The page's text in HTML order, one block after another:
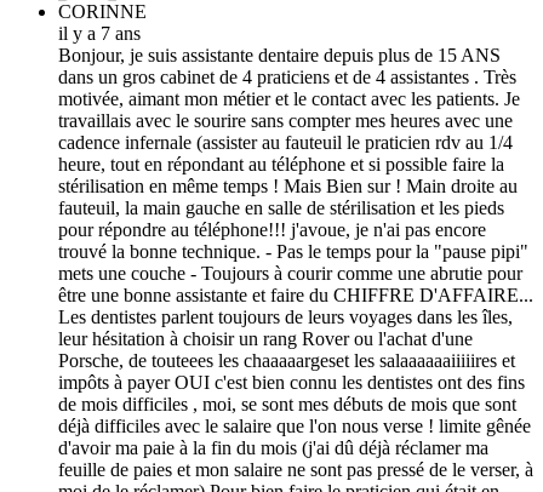
CORINNE
il y a 7 ans
Bonjour, je suis assistante dentaire depuis plus de 15 ANS
dans un gros cabinet de 4 praticiens et de 4 assistantes . Très
motivée, aimant mon métier et le contact avec les patients. Je
travaillais avec le sourire sans compter mes heures avec une
cadence infernale (assister au fauteuil le praticien rdv au 1/4
heure, tout en répondant au téléphone et si possible faire la
stérilisation en même temps ! Mais Bien sur ! Main droite au
fauteuil, la main gauche en salle de stérilisation et les pieds
pour répondre au téléphone!!! j'avoue, je n'ai pas encore
trouvé la bonne technique. - Pas le temps pour la "pause pipi"
mets une couche - Toujours à courir comme une abrutie pour
être une bonne assistante et faire du CHIFFRE D'AFFAIRE...
Les dentistes parlent toujours de leurs voyages dans les îles,
leur hésitation à choisir un rang Rover ou l'achat d'une
Porsche, de touteees les chaaaaargeset les salaaaaaaiiiiires et
impôts à payer OUI c'est bien connu les dentistes ont des fins
de mois difficiles , moi, se sont mes débuts de mois que sont
déjà difficiles avec le salaire que l'on nous verse ! limite gênée
d'avoir ma paie à la fin du mois (j'ai dû déjà réclamer ma
feuille de paies et mon salaire ne sont pas pressé de le verser, à